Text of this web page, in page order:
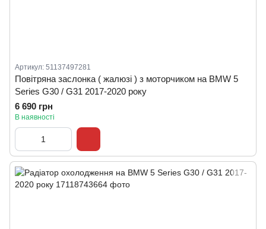
Артикул: 51137497281
Повітряна заслонка ( жалюзі ) з моторчиком на BMW 5
Series G30 / G31 2017-2020 року
6 690 грн
В наявності